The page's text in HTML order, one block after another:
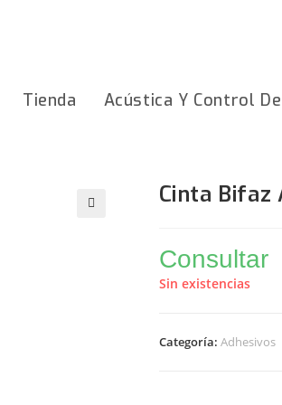
Tienda Acústica Y Control
Cinta Bifaz
Consultar
Sin existencias
Categoría: Adhesivos